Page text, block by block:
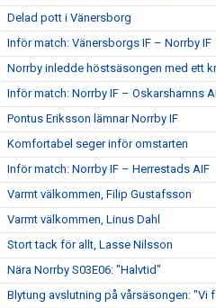
Delad pott i Vänersborg
Inför match: Vänersborgs IF – Norrby IF
Norrby inledde höstsäsongen med ett
Inför match: Norrby IF – Oskarshamns
Pontus Eriksson lämnar Norrby IF
Komfortabel seger inför omstarten
Inför match: Norrby IF – Herrestads AIF
Varmt välkommen, Filip Gustafsson
Varmt välkommen, Linus Dahl
Stort tack för allt, Lasse Nilsson
Nära Norrby S03E06: "Halvtid"
Blytung avslutning på vårsäsongen: "Vi